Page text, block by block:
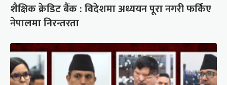
शैक्षिक क्रेडिट बैंक : विदेशमा अध्ययन पूरा नगरी फर्किए
नेपालमा निरन्तरता